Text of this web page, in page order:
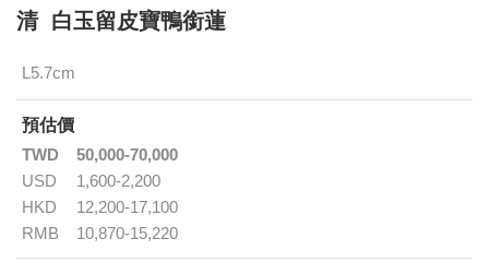
清 白玉留皮寶鴨銜蓮
L5.7cm
預估價
TWD
50,000-70,000
USD
1,600-2,200
HKD
12,200-17,100
RMB
10,870-15,220